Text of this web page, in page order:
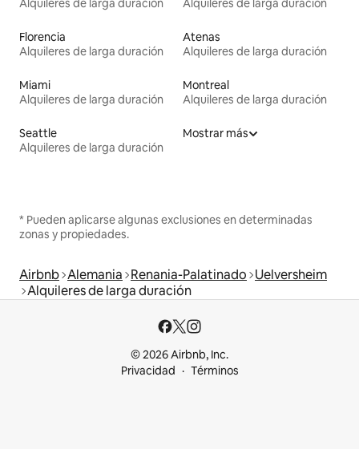
Florencia
Alquileres de larga duración
Atenas
Alquileres de larga duración
Miami
Alquileres de larga duración
Montreal
Alquileres de larga duración
Seattle
Alquileres de larga duración
Mostrar más
* Pueden aplicarse algunas exclusiones en determinadas
zonas y propiedades.
Airbnb Alemania Renania-Palatinado Uelversheim
Alquileres de larga duración
© 2026 Airbnb, Inc.
Privacidad
Términos